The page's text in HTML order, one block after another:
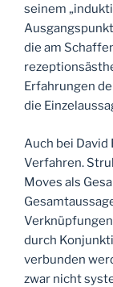
seinem
die am
Erfahrungen
die
Auch bei
Verfahren.
Moves als
durch
verbunden
zwar nicht